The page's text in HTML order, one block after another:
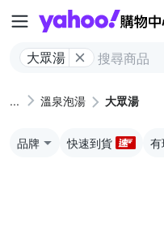
大眾湯
溫泉泡湯 大眾湯
品牌 快速到貨